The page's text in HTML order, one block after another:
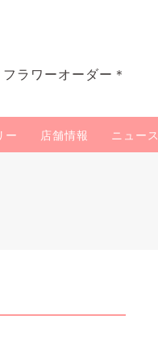
ラワーオーダー＊
ー 店舗情報 ニュース